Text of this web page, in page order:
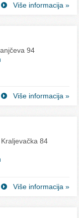
Više informacija »
94
Više informacija »
84
Više informacija »